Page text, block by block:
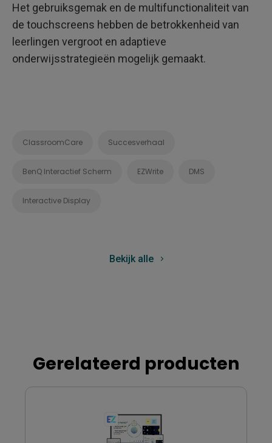
Het gebruiksgemak en de multifunctionaliteit van
de touchscreens hebben de betrokkenheid van
leerlingen vergroot en adaptieve
onderwijsstrategieën mogelijk gemaakt.
ClassroomCare Succesverhaal
BenQ Interactief Scherm EZWrite DMS
Interactive Display
Bekijk alle
Gerelateerd producten